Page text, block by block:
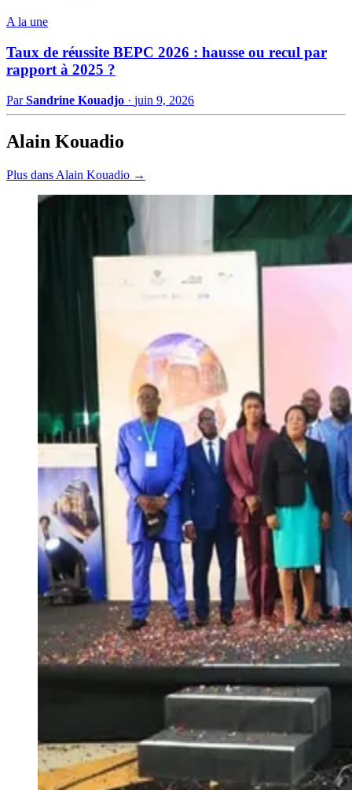
A la une
Taux de réussite BEPC 2026 : hausse ou recul par
rapport à 2025 ?
ParSandrine Kouadjo · juin 9, 2026
Alain Kouadio
Plus dans Alain Kouadio →